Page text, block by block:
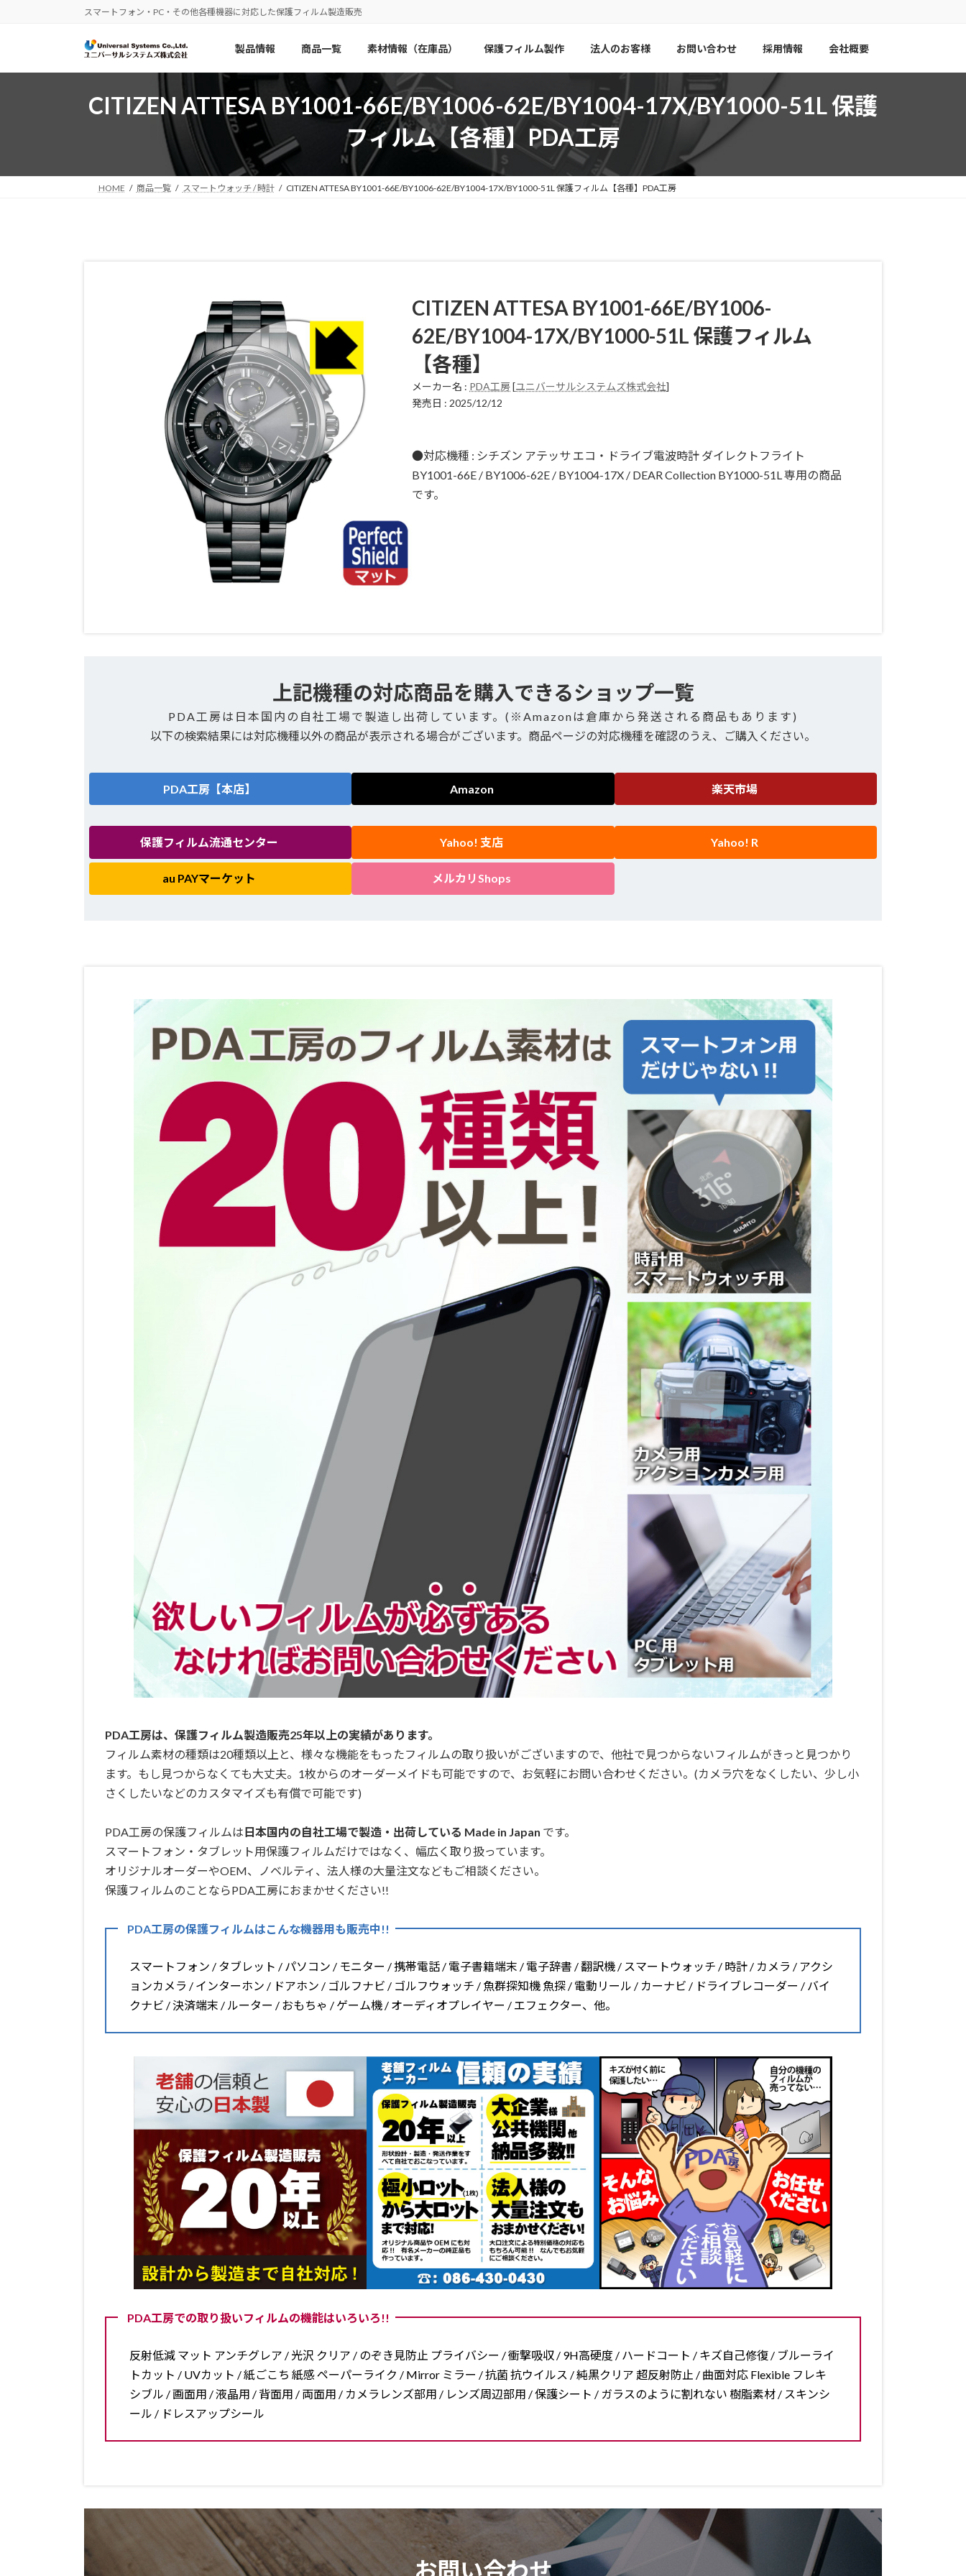
ツ
シ
スマートフォン・PC・その他各種機器に対応した保護フィルム製造販売
製品情報 商品一覧 素材情報（在庫品） 保護フィルム製作 法人のお客様 お問い合わせ 採用情報 会社概要
CITIZEN ATTESA BY1001-66E/BY1006-62E/BY1004-17X/BY1000-51L 保護
フィルム【各種】PDA工房
HOME 商品一覧 スマートウォッチ / 時計 CITIZEN ATTESA BY1001-66E/BY1006-62E/BY1004-17X/BY1000-51L 保護フィルム【各種】PDA工房
CITIZEN ATTESA BY1001-66E/BY1006-
62E/BY1004-17X/BY1000-51L 保護フィルム
【各種】
メーカー名 : PDA工房[ユニバーサルシステムズ株式会社]
発売日 : 2025/12/12
●対応機種 : シチズン アテッサ エコ・ドライブ電波時計 ダイレクトフライト
BY1001-66E / BY1006-62E / BY1004-17X / DEAR Collection BY1000-51L 専用の商品
です。
上記機種の対応商品を購入できるショップ一覧
PDA工房は日本国内の自社工場で製造し出荷しています。(※Amazonは倉庫から発送される商品もあります)
以下の検索結果には対応機種以外の商品が表示される場合がございます。商品ページの対応機種を確認のうえ、ご購入ください。
PDA工房【本店】 Amazon 楽天市場
保護フィルム流通センター Yahoo! 支店 Yahoo! R
au PAYマーケット メルカリShops
PDA工房は、保護フィルム製造販売25年以上の実績があります。
フィルム素材の種類は20種類以上と、様々な機能をもったフィルムの取り扱いがございますので、他社で見つからないフィルムがきっと見つかり
ます。もし見つからなくても大丈夫。1枚からのオーダーメイドも可能ですので、お気軽にお問い合わせください。(カメラ穴をなくしたい、少し小
さくしたいなどのカスタマイズも有償で可能です)
PDA工房の保護フィルムは 日本国内の自社工場で製造・出荷している Made in Japan です。
スマートフォン・タブレット用保護フィルムだけではなく、幅広く取り扱っています。
オリジナルオーダーやOEM、ノベルティ、法人様の大量注文などもご相談ください。
保護フィルムのことならPDA工房におまかせください!!
PDA工房の保護フィルムはこんな機器用も販売中!!
スマートフォン / タブレット / パソコン / モニター / 携帯電話 / 電子書籍端末 / 電子辞書 / 翻訳機 / スマートウォッチ / 時計 / カメラ / アクシ
ョンカメラ / インターホン / ドアホン / ゴルフナビ / ゴルフウォッチ / 魚群探知機 魚探 / 電動リール / カーナビ / ドライブレコーダー / バイ
クナビ / 決済端末 / ルーター / おもちゃ / ゲーム機 / オーディオプレイヤー / エフェクター、他。
PDA工房での取り扱いフィルムの機能はいろいろ!!
反射低減 マット アンチグレア / 光沢 クリア / のぞき見防止 プライバシー / 衝撃吸収 / 9H高硬度 / ハードコート / キズ自己修復 / ブルーライ
トカット / UVカット / 紙ごこち 紙感 ペーパーライク / Mirror ミラー / 抗菌 抗ウイルス / 純黒クリア 超反射防止 / 曲面対応 Flexible フレキ
シブル / 画面用 / 液晶用 / 背面用 / 両面用 / カメラレンズ部用 / レンズ周辺部用 / 保護シート / ガラスのように割れない 樹脂素材 / スキンシ
ール / ドレスアップシール
お問い合わせ